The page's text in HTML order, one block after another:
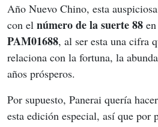
Año Nuevo Chino, esta
con el número de la suerte 88
PAM01688, al ser esta una cifra
relaciona con la fortuna, la
años prósperos.
Por supuesto, Panerai quería
esta edición especial, así que por